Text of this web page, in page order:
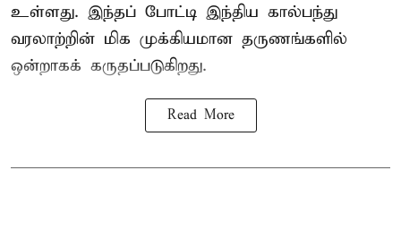
உள்ளது. இந்தப் போட்டி இந்திய கால்பந்து
வரலாற்றின் மிக முக்கியமான தருணங்களில்
ஒன்றாகக் கருதப்படுகிறது.
Read More